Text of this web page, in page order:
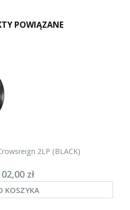
POWIĄZANE
2LP (BLACK)
zł
KOSZYKA